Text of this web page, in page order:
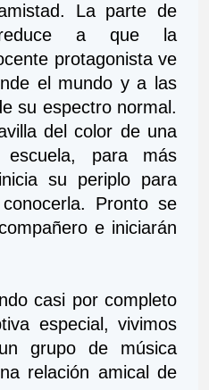
La parte de
reduce a que la
protagonista ve
el mundo y a las
su espectro normal.
del color de una
para más
su periplo para
Pronto se
e iniciarán
casi por completo
especial, vivimos
grupo de música
relación amical de